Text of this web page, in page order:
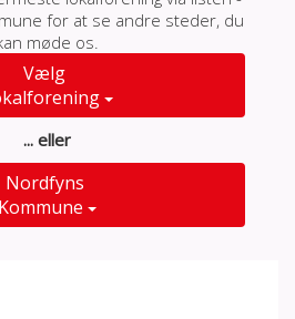
for at se andre steder, du
møde os.
Vælg
... eller
Nordfyns
Kommune